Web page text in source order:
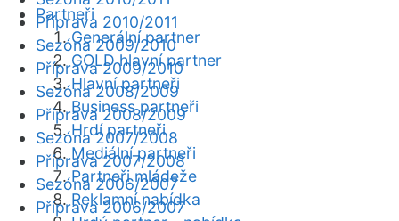
Partneři
Generální partner
GOLD hlavní partner
Hlavní partneři
Business partneři
Hrdí partneři
Mediální partneři
Partneři mládeže
Reklamní nabídka
Příprava 2010/2011
Sezóna 2009/2010
Příprava 2009/2010
Sezóna 2008/2009
Příprava 2008/2009
Sezóna 2007/2008
Příprava 2007/2008
Sezóna 2006/2007
Příprava 2006/2007